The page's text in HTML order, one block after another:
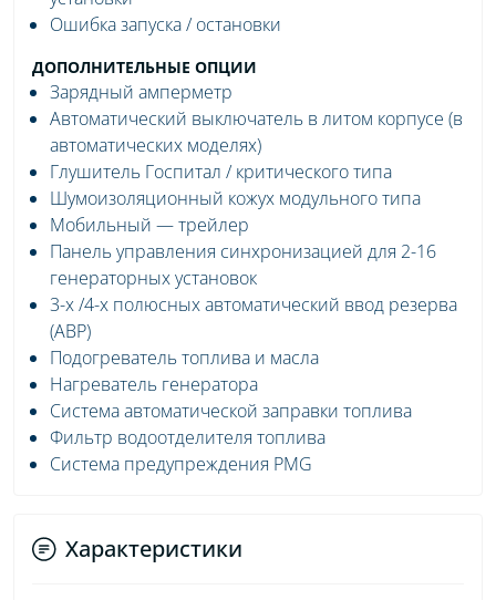
Ошибка запуска / остановки
ДОПОЛНИТЕЛЬНЫЕ ОПЦИИ
Зарядный амперметр
Автоматический выключатель в литом корпусе (в
автоматических моделях)
Глушитель Госпитал / критического типа
Шумоизоляционный кожух модульного типа
Мобильный — трейлер
Панель управления синхронизацией для 2-16
генераторных установок
3-х /4-х полюсных автоматический ввод резерва
(АВР)
Подогреватель топлива и масла
Нагреватель генератора
Система автоматической заправки топлива
Фильтр водоотделителя топлива
Система предупреждения PMG
Характеристики